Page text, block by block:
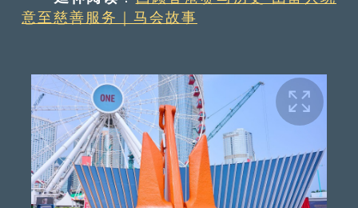
意至慈善服务｜马会故事